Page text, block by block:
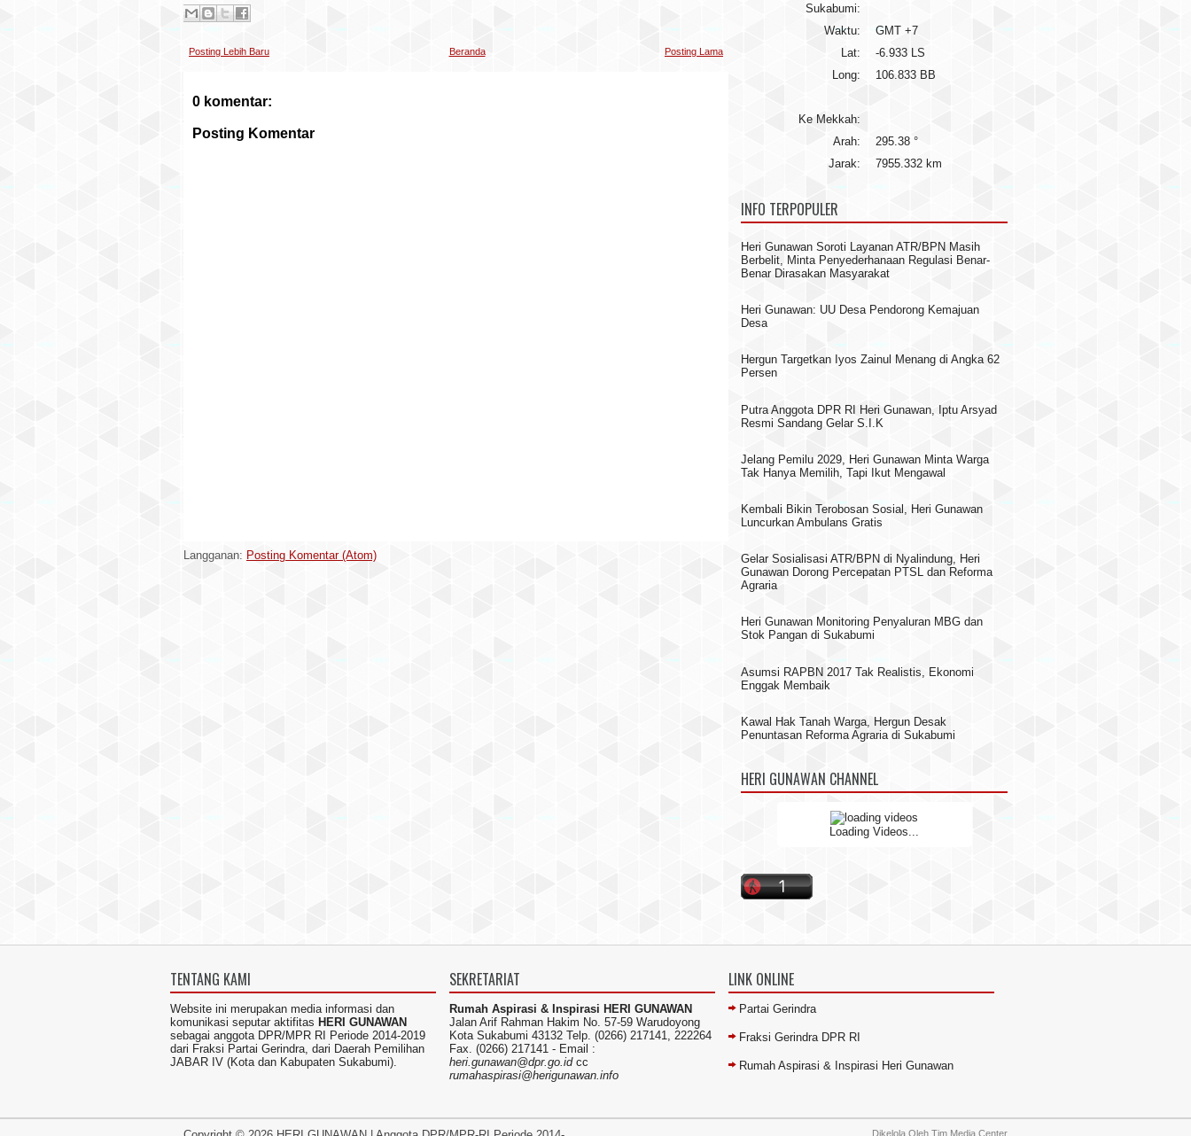
Posting Lebih Baru Posting Lama
Beranda
0 komentar:
Posting Komentar
Langganan: Posting Komentar (Atom)
Sukabumi:
Waktu:
GMT +7
Lat:
-6.933 LS
Long:
106.833 BB
Ke Mekkah:
Arah:
295.38 °
Jarak:
7955.332 km
INFO TERPOPULER
Heri Gunawan Soroti Layanan ATR/BPN Masih
Berbelit, Minta Penyederhanaan Regulasi Benar-
Benar Dirasakan Masyarakat
Heri Gunawan: UU Desa Pendorong Kemajuan
Desa
Hergun Targetkan Iyos Zainul Menang di Angka 62
Persen
Putra Anggota DPR RI Heri Gunawan, Iptu Arsyad
Resmi Sandang Gelar S.I.K
Jelang Pemilu 2029, Heri Gunawan Minta Warga
Tak Hanya Memilih, Tapi Ikut Mengawal
Kembali Bikin Terobosan Sosial, Heri Gunawan
Luncurkan Ambulans Gratis
Gelar Sosialisasi ATR/BPN di Nyalindung, Heri
Gunawan Dorong Percepatan PTSL dan Reforma
Agraria
Heri Gunawan Monitoring Penyaluran MBG dan
Stok Pangan di Sukabumi
Asumsi RAPBN 2017 Tak Realistis, Ekonomi
Enggak Membaik
Kawal Hak Tanah Warga, Hergun Desak
Penuntasan Reforma Agraria di Sukabumi
HERI GUNAWAN CHANNEL
Loading Videos...
TENTANG KAMI
Website ini merupakan media informasi dan
komunikasi seputar aktifitas HERI GUNAWAN
sebagai anggota DPR/MPR RI Periode 2014-2019
dari Fraksi Partai Gerindra, dari Daerah Pemilihan
JABAR IV (Kota dan Kabupaten Sukabumi).
SEKRETARIAT
Rumah Aspirasi & Inspirasi HERI GUNAWAN
Jalan Arif Rahman Hakim No. 57-59 Warudoyong
Kota Sukabumi 43132 Telp. (0266) 217141, 222264
Fax. (0266) 217141 - Email :
heri.gunawan@dpr.go.idcc
rumahaspirasi@herigunawan.info
LINK ONLINE
Partai Gerindra
Fraksi Gerindra DPR RI
Rumah Aspirasi & Inspirasi Heri Gunawan
Dikelola Oleh Tim Media Center